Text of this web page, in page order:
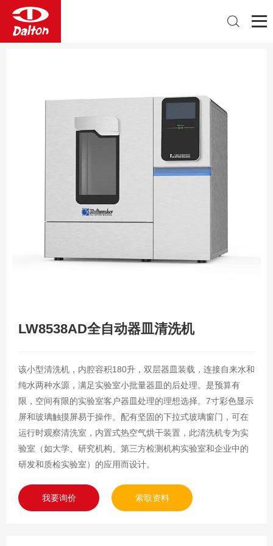
LW8538AD全自动器皿清洗机
该小型清洗机，内腔容积180升，双层器皿装载，连接自来水和
纯水两种水源，满足实验室小批量器皿的后处理。是预算有
限，空间有限的实验室客户器皿处理的理想选择。7寸彩色显示
屏和玻璃触摸屏易于操作。配有坚固的下拉式玻璃窗门，可在
运行时观察清洗室，内置式热空气烘干装置，此清洗机专为实
验室（如大学、研究机构、第三方检测机构实验室和企业中的
研发和质检实验室）的应用而设计。
我要询价 索取资料